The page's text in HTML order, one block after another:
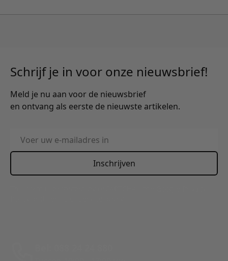
Schrijf je in voor onze nieuwsbrief!
Meld je nu aan voor de nieuwsbrief
en ontvang als eerste de nieuwste artikelen.
E-mailadres
Inschrijven